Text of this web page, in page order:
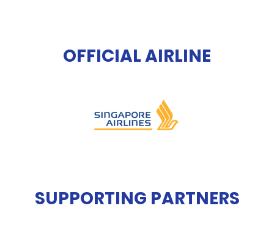
OFFICIAL AIRLINE
SUPPORTING PARTNERS